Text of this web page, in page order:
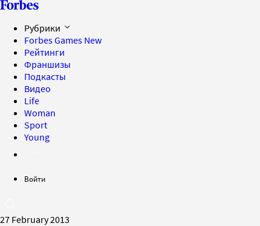
Рубрики
Forbes Games New
Рейтинги
Франшизы
Подкасты
Видео
Life
Woman
Sport
Young
Войти
27 February 2013